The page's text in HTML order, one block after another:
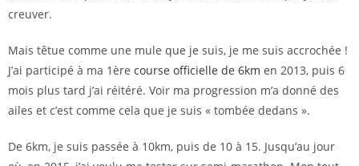
creuver.
Mais têtue comme une mule que je suis, je me suis accrochée !
J’ai participé à ma 1ère course officielle de 6km en 2013, puis 6
mois plus tard j’ai réitéré. Voir ma progression m’a donné des
ailes et c’est comme cela que je suis « tombée dedans ».
De 6km, je suis passée à 10km, puis de 10 à 15. Jusqu’au jour